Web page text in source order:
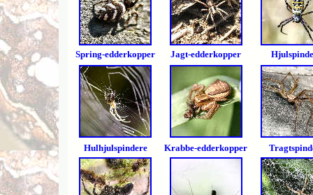
Spring-edderkopper Jagt-edderkopper H
Hulhjulspindere Krabbe-edderkopper